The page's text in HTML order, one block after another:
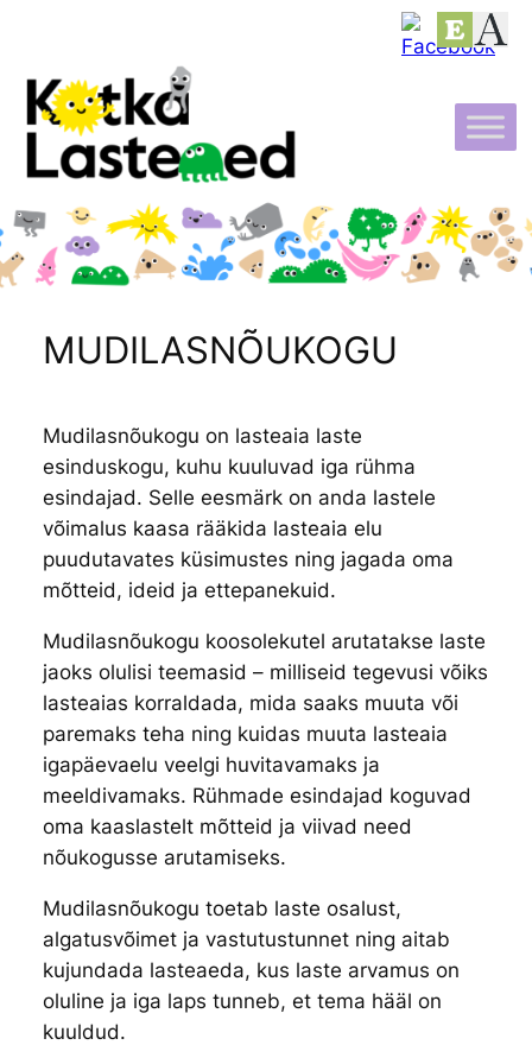
juurde
MUDILASNÕUKOGU
Mudilasnõukogu on lasteaia laste
esinduskogu, kuhu kuuluvad iga rühma
esindajad. Selle eesmärk on anda lastele
võimalus kaasa rääkida lasteaia elu
puudutavates küsimustes ning jagada oma
mõtteid, ideid ja ettepanekuid.
Mudilasnõukogu koosolekutel arutatakse laste
jaoks olulisi teemasid – milliseid tegevusi võiks
lasteaias korraldada, mida saaks muuta või
paremaks teha ning kuidas muuta lasteaia
igapäevaelu veelgi huvitavamaks ja
meeldivamaks. Rühmade esindajad koguvad
oma kaaslastelt mõtteid ja viivad need
nõukogusse arutamiseks.
Mudilasnõukogu toetab laste osalust,
algatusvõimet ja vastutustunnet ning aitab
kujundada lasteaeda, kus laste arvamus on
oluline ja iga laps tunneb, et tema hääl on
kuuldud.